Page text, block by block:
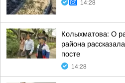
14:28
Колыхматова: О
района
посте
14:28